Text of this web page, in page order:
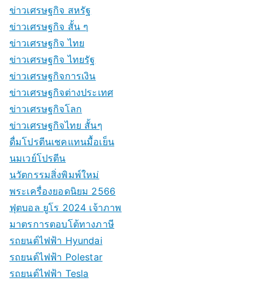
ข่าวเศรษฐกิจ สหรัฐ
ข่าวเศรษฐกิจ สั้น ๆ
ข่าวเศรษฐกิจ ไทย
ข่าวเศรษฐกิจ ไทยรัฐ
ข่าวเศรษฐกิจการเงิน
ข่าวเศรษฐกิจต่างประเทศ
ข่าวเศรษฐกิจโลก
ข่าวเศรษฐกิจไทย สั้นๆ
ดื่มโปรตีนเชคแทนมื้อเย็น
นมเวย์โปรตีน
นวัตกรรมสิ่งพิมพ์ใหม่
พระเครื่องยอดนิยม 2566
ฟุตบอล ยูโร 2024 เจ้าภาพ
มาตรการตอบโต้ทางภาษี
รถยนต์ไฟฟ้า Hyundai
รถยนต์ไฟฟ้า Polestar
รถยนต์ไฟฟ้า Tesla